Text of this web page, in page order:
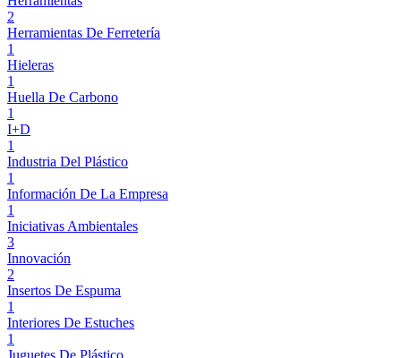
2
Herramientas De Ferretería
1
Hieleras
1
Huella De Carbono
1
I+D
1
Industria Del Plástico
1
Información De La Empresa
1
Iniciativas Ambientales
3
Innovación
2
Insertos De Espuma
1
Interiores De Estuches
1
Juguetes De Plástico